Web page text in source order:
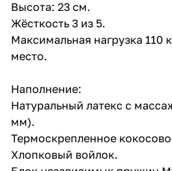
Высота: 23 см.
Жёсткость 3 из 5.
Максимальная нагрузка 110
место.
Наполнение:
Натуральный латекс с
мм).
Термоскрепленное
Хлопковый войлок.